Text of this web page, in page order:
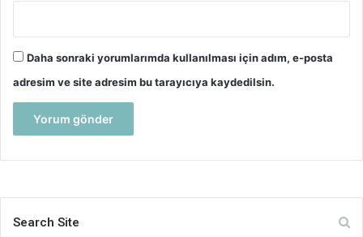
Daha sonraki yorumlarımda kullanılması için adım, e-posta
adresim ve site adresim bu tarayıcıya kaydedilsin.
Search Site